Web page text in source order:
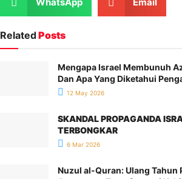
RelatedPosts
Mengapa Israel Membunuh
Dan Apa Yang Diketahui
12 May 2026
SKANDAL PROPAGANDA
TERBONGKAR
6 Mar 2026
Nuzul al-Quran: Ulang Tahun